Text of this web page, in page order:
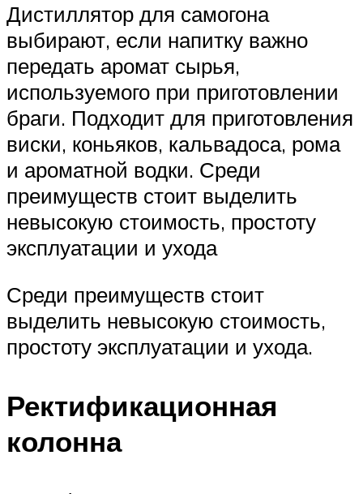
Дистиллятор для самогона
выбирают, если напитку важно
передать аромат сырья,
используемого при приготовлении
браги. Подходит для приготовления
виски, коньяков, кальвадоса, рома
и ароматной водки. Среди
преимуществ стоит выделить
невысокую стоимость, простоту
эксплуатации и ухода
Среди преимуществ стоит
выделить невысокую стоимость,
простоту эксплуатации и ухода.
Ректификационная
колонна